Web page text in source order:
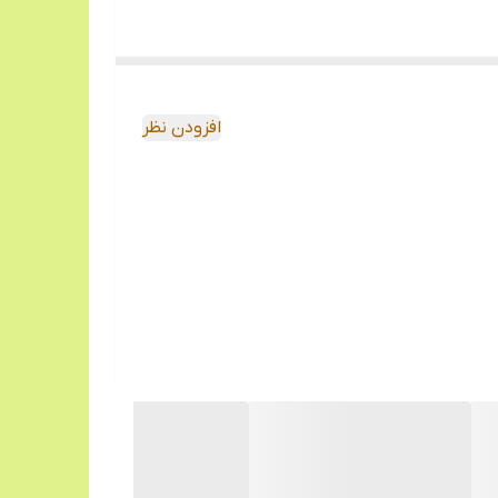
افزودن نظر